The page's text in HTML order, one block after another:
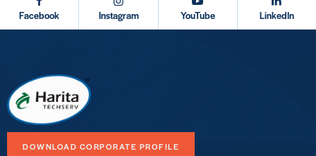
Facebook Instagram YouTube LinkedIn
DOWNLOAD CORPORATE PROFILE